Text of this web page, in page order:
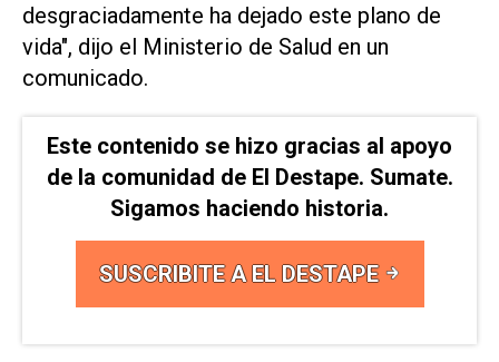
desgraciadamente ha dejado este plano de
vida", dijo el Ministerio de ⁠Salud en un
comunicado.
Este contenido se hizo gracias al apoyo
de la comunidad de El Destape. Sumate.
Sigamos haciendo historia.
SUSCRIBITE A EL DESTAPE